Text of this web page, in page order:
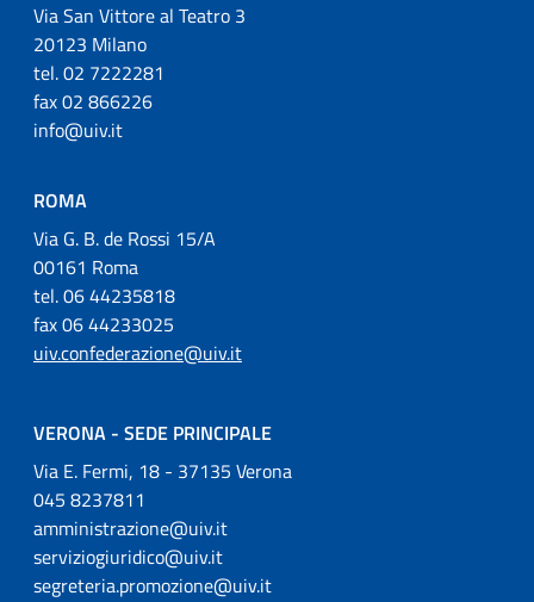
Via San Vittore al Teatro 3
20123 Milano
tel. 02 7222281
fax 02 866226
info@uiv.it
ROMA
Via G. B. de Rossi 15/A
00161 Roma
tel. 06 44235818
fax 06 44233025
uiv.confederazione@uiv.it
VERONA - SEDE PRINCIPALE
Via E. Fermi, 18 - 37135 Verona
045 8237811
amministrazione@uiv.it
serviziogiuridico@uiv.it
segreteria.promozione@uiv.it